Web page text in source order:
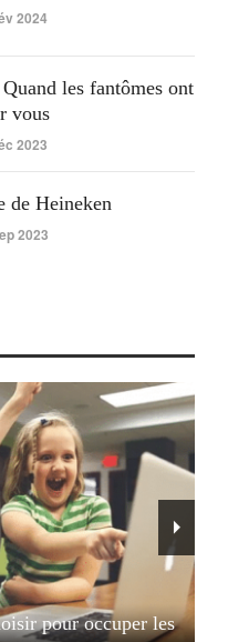
2024
les fantômes ont
vous
2023
de Heineken
2023
pour occuper les